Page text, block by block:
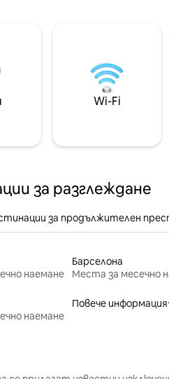
Wi-Fi
за разглеждане
за продължителен
наемане
Барселона
Места за месечно
наемане
Повече информация